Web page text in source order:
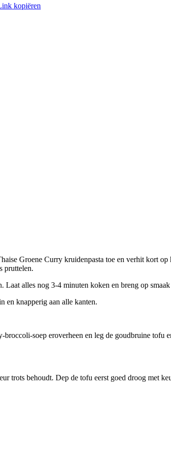
kopiëren
Groene Curry kruidenpasta toe en verhit kort
pruttelen.
alles nog 3-4 minuten koken en breng op
en knapperig aan alle kanten.
soep eroverheen en leg de goudbruine tofu
trots behoudt. Dep de tofu eerst goed droog met